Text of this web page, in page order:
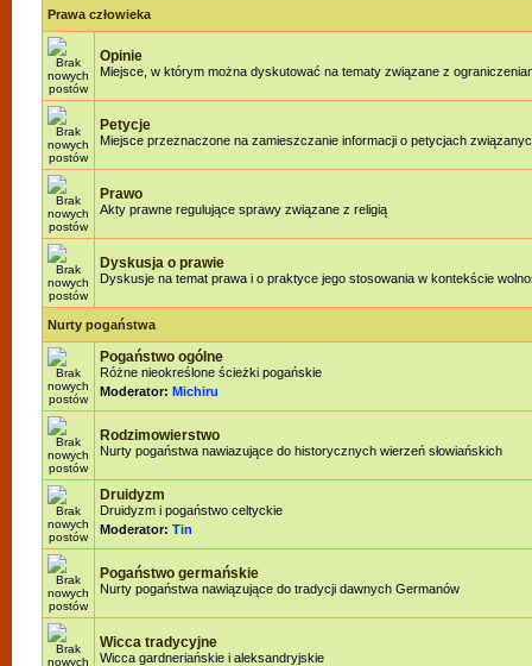
Prawa człowieka
Opinie
Miejsce, w którym można dyskutować na tematy związane z
Petycje
Miejsce przeznaczone na zamieszczanie informacji o petycjach
Prawo
Akty prawne regulujące sprawy związane z religią
Dyskusja o prawie
Dyskusje na temat prawa i o praktyce jego stosowania w kontekście
Nurty pogaństwa
Pogaństwo ogólne
Różne nieokreślone ścieżki pogańskie
Moderator: Michiru
Rodzimowierstwo
Nurty pogaństwa nawiazujące do historycznych wierzeń słowiańskich
Druidyzm
Druidyzm i pogaństwo celtyckie
Moderator: Tin
Pogaństwo germańskie
Nurty pogaństwa nawiązujące do tradycji dawnych Germanów
Wicca tradycyjne
Wicca gardneriańskie i aleksandryjskie